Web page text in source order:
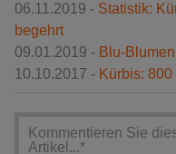
06.11.2019 - Statistik:
begehrt
09.01.2019 - Blu-
10.10.2017 - Kürbis: